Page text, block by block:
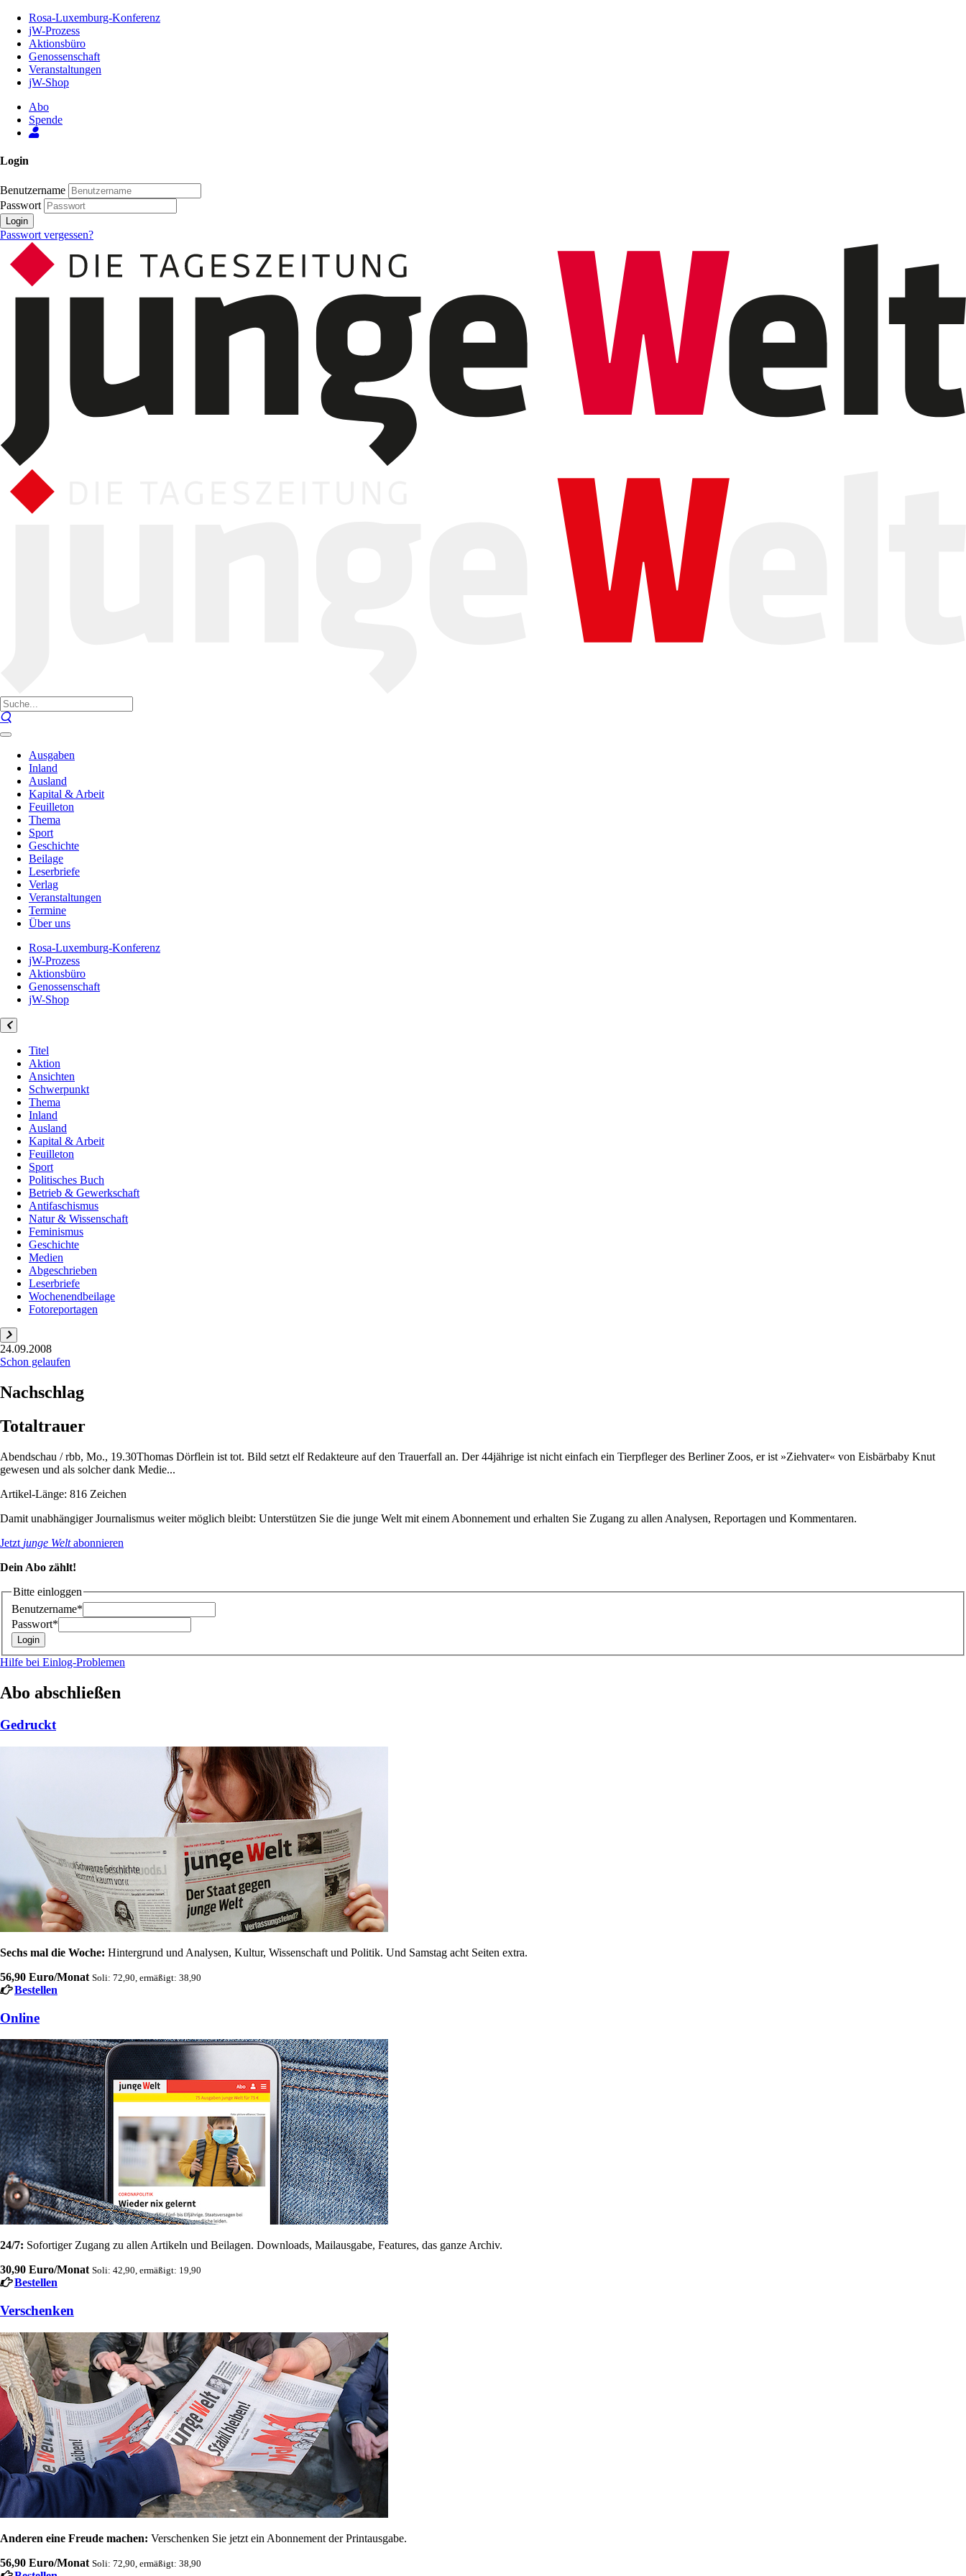
Inhalt
Seite
Rosa-Luxemburg-Konferenz
jW-Prozess
Aktionsbüro
Genossenschaft
Veranstaltungen
jW-Shop
Abo
Spende
Login
Benutzername
Passwort
Login
Passwort vergessen?
Ausgaben
Inland
Ausland
Kapital & Arbeit
Feuilleton
Thema
Sport
Geschichte
Beilage
Leserbriefe
Verlag
Veranstaltungen
Termine
Über uns
Rosa-Luxemburg-Konferenz
jW-Prozess
Aktionsbüro
Genossenschaft
jW-Shop
Titel
Aktion
Ansichten
Schwerpunkt
Thema
Inland
Ausland
Kapital & Arbeit
Feuilleton
Sport
Politisches Buch
Betrieb & Gewerkschaft
Antifaschismus
Natur & Wissenschaft
Feminismus
Geschichte
Medien
Abgeschrieben
Leserbriefe
Wochenendbeilage
Fotoreportagen
24.09.2008
Schon gelaufen
Nachschlag
Totaltrauer
Abendschau / rbb, Mo., 19.30Thomas Dörflein ist tot. Bild setzt elf Redakteure auf den Trauerfall an. Der 44jährige ist nicht einfach ein Tierpfleger des Berliner Zoos, er ist »Ziehvater« von Eisbärbaby Knut
gewesen und als solcher dank Medie...
Artikel-Länge: 816 Zeichen
Damit unabhängiger Journalismus weiter möglich bleibt: Unterstützen Sie die junge Welt mit einem Abonnement und erhalten Sie Zugang zu allen Analysen, Reportagen und Kommentaren.
Jetzt junge Weltabonnieren
Dein Abo zählt!
Bitte einloggen
Benutzername*
Passwort*
Hilfe bei Einlog-Problemen
Abo abschließen
Gedruckt
Sechs mal die Woche: Hintergrund und Analysen, Kultur, Wissenschaft und Politik. Und Samstag acht Seiten extra.
56,90 Euro/Monat Soli: 72,90, ermäßigt: 38,90
Bestellen
Online
24/7: Sofortiger Zugang zu allen Artikeln und Beilagen. Downloads, Mailausgabe, Features, das ganze Archiv.
30,90 Euro/Monat Soli: 42,90, ermäßigt: 19,90
Bestellen
Verschenken
Anderen eine Freude machen: Verschenken Sie jetzt ein Abonnement der Printausgabe.
56,90 Euro/Monat Soli: 72,90, ermäßigt: 38,90